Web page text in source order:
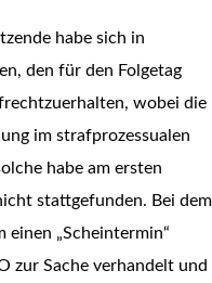
habe sich in
den für den Folgetag
wobei die
im strafprozessualen
habe am ersten
stattgefunden. Bei dem
einen „Scheintermin“
zur Sache verhandelt und